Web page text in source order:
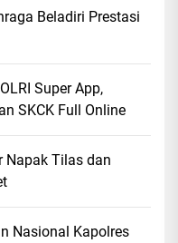
Beladiri Prestasi
Super App,
SKCK Full Online
Napak Tilas dan
Nasional Kapolres